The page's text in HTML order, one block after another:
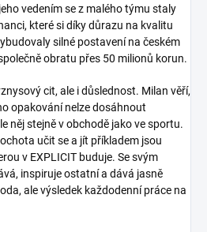
vedením se z malého týmu staly
které si díky důrazu na kvalitu
silné postavení na českém
obratu přes 50 milionů korun.
cit, ale i důslednost. Milan věří,
opakování nelze dosáhnout
něj stejně v obchodě jako ve sportu.
učit se a jít příkladem jsou
v EXPLICIT buduje. Se svým
inspiruje ostatní a dává jasně
ale výsledek každodenní práce na